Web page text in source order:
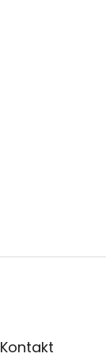
Kontakt